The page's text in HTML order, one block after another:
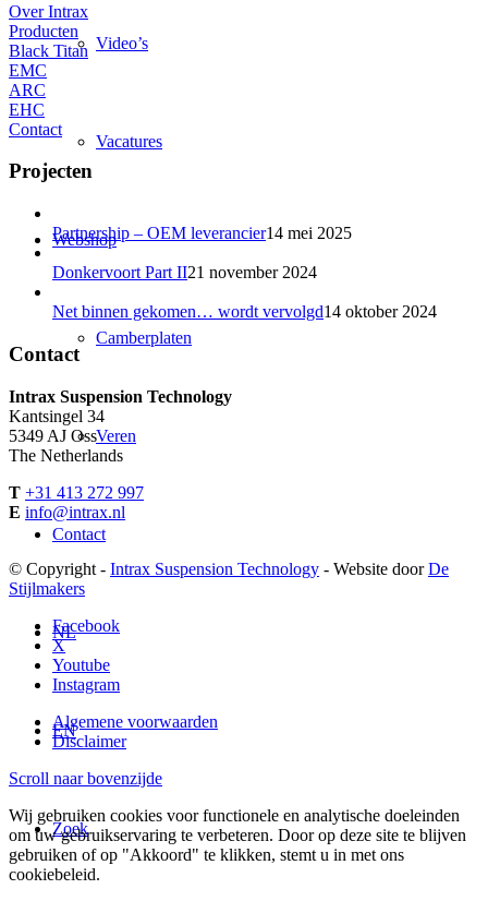
Video’s
Vacatures
Webshop
Camberplaten
Veren
Contact
NL
EN
Zoek
Over Intrax
Producten
Black Titan
EMC
ARC
EHC
Contact
Projecten
Partnership – OEM leverancier14 mei 2025
Donkervoort Part II21 november 2024
Net binnen gekomen… wordt vervolgd14 oktober 2024
Contact
Intrax Suspension Technology
Kantsingel 34
5349 AJ Oss
The Netherlands
T +31 413 272 997
E info@intrax.nl
© Copyright - Intrax Suspension Technology - Website doorDe
Stijlmakers
Facebook
X
Youtube
Instagram
Algemene voorwaarden
Disclaimer
Scroll naar bovenzijde
Wij gebruiken cookies voor functionele en analytische doeleinden
om uw gebruikservaring te verbeteren. Door op deze site te blijven
gebruiken of op "Akkoord" te klikken, stemt u in met ons
cookiebeleid.